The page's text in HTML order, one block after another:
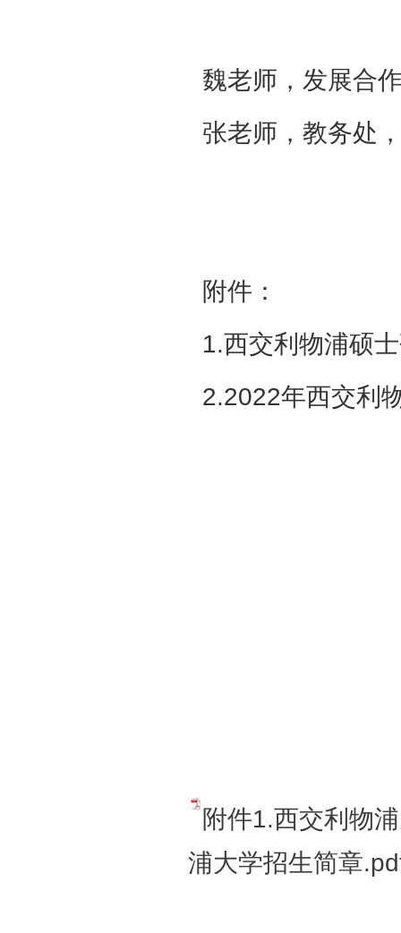
魏老师，发展合
张老师，教务处
附件：
1.西交利物浦硕
2.2022年西交利
附件1.西交利物
浦大学招生简章